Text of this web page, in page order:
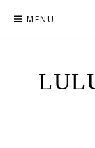
MENU